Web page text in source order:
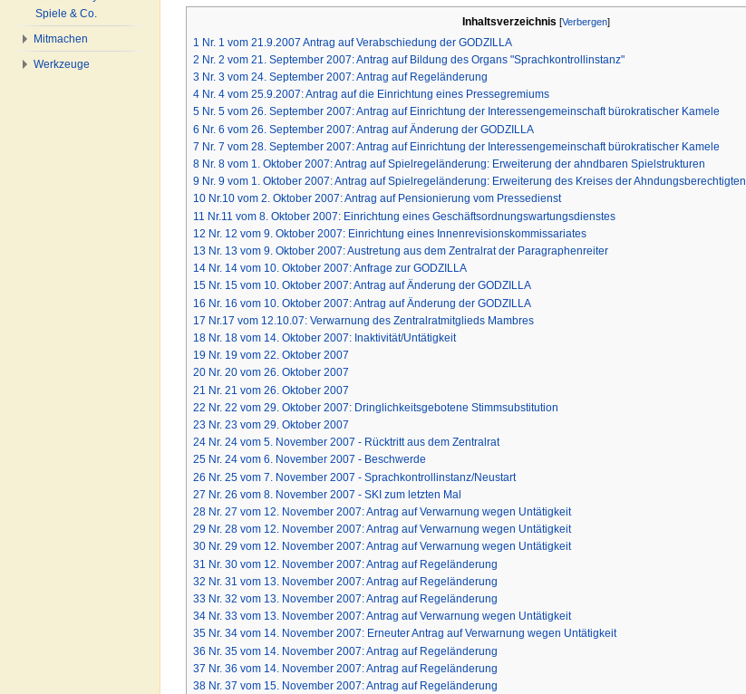
Inhaltsverzeichnis [Verbergen]
1 Nr. 1 vom 21.9.2007 Antrag auf Verabschiedung der GODZILLA
2 Nr. 2 vom 21. September 2007: Antrag auf Bildung des Organs "Sprachkontrollinstanz"
3 Nr. 3 vom 24. September 2007: Antrag auf Regeländerung
4 Nr. 4 vom 25.9.2007: Antrag auf die Einrichtung eines Pressegremiums
5 Nr. 5 vom 26. September 2007: Antrag auf Einrichtung der Interessengemeinschaft bürokratischer Kamele
6 Nr. 6 vom 26. September 2007: Antrag auf Änderung der GODZILLA
7 Nr. 7 vom 28. September 2007: Antrag auf Einrichtung der Interessengemeinschaft bürokratischer Kamele
8 Nr. 8 vom 1. Oktober 2007: Antrag auf Spielregeländerung: Erweiterung der ahndbaren Spielstrukturen
9 Nr. 9 vom 1. Oktober 2007: Antrag auf Spielregeländerung: Erweiterung des Kreises der Ahndungsberechtigten
10 Nr.10 vom 2. Oktober 2007: Antrag auf Pensionierung vom Pressedienst
11 Nr.11 vom 8. Oktober 2007: Einrichtung eines Geschäftsordnungswartungsdienstes
12 Nr. 12 vom 9. Oktober 2007: Einrichtung eines Innenrevisionskommissariates
13 Nr. 13 vom 9. Oktober 2007: Austretung aus dem Zentralrat der Paragraphenreiter
14 Nr. 14 vom 10. Oktober 2007: Anfrage zur GODZILLA
15 Nr. 15 vom 10. Oktober 2007: Antrag auf Änderung der GODZILLA
16 Nr. 16 vom 10. Oktober 2007: Antrag auf Änderung der GODZILLA
17 Nr.17 vom 12.10.07: Verwarnung des Zentralratmitglieds Mambres
18 Nr. 18 vom 14. Oktober 2007: Inaktivität/Untätigkeit
19 Nr. 19 vom 22. Oktober 2007
20 Nr. 20 vom 26. Oktober 2007
21 Nr. 21 vom 26. Oktober 2007
22 Nr. 22 vom 29. Oktober 2007: Dringlichkeitsgebotene Stimmsubstitution
23 Nr. 23 vom 29. Oktober 2007
24 Nr. 24 vom 5. November 2007 - Rücktritt aus dem Zentralrat
25 Nr. 24 vom 6. November 2007 - Beschwerde
26 Nr. 25 vom 7. November 2007 - Sprachkontrollinstanz/Neustart
27 Nr. 26 vom 8. November 2007 - SKI zum letzten Mal
28 Nr. 27 vom 12. November 2007: Antrag auf Verwarnung wegen Untätigkeit
29 Nr. 28 vom 12. November 2007: Antrag auf Verwarnung wegen Untätigkeit
30 Nr. 29 vom 12. November 2007: Antrag auf Verwarnung wegen Untätigkeit
31 Nr. 30 vom 12. November 2007: Antrag auf Regeländerung
32 Nr. 31 vom 13. November 2007: Antrag auf Regeländerung
33 Nr. 32 vom 13. November 2007: Antrag auf Regeländerung
34 Nr. 33 vom 13. November 2007: Antrag auf Verwarnung wegen Untätigkeit
35 Nr. 34 vom 14. November 2007: Erneuter Antrag auf Verwarnung wegen Untätigkeit
36 Nr. 35 vom 14. November 2007: Antrag auf Regeländerung
37 Nr. 36 vom 14. November 2007: Antrag auf Regeländerung
38 Nr. 37 vom 15. November 2007: Antrag auf Regeländerung
Spiele & Co.
Mitmachen
Werkzeuge